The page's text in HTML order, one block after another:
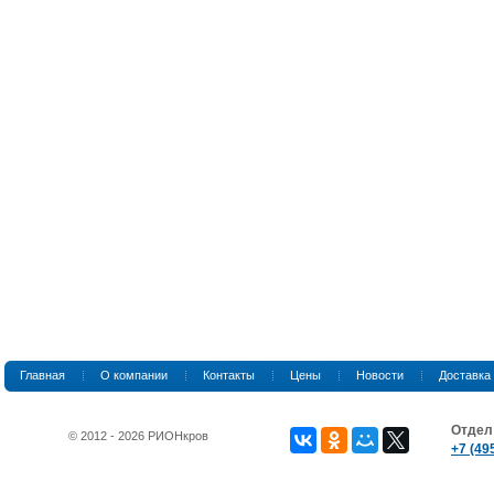
Главная О компании Контакты Цены Новости Доставка
© 2012 - 2026 РИОНкров
+7